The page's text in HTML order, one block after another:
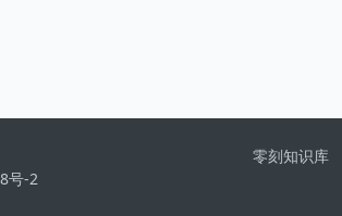
零刻知识库
号-2